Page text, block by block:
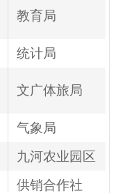
教育局
统计局
文广体旅局
气象局
九河农业园区
供销合作社